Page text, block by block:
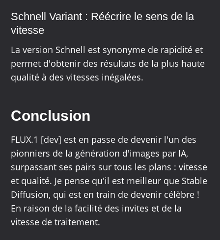
Schnell Variant : Réécrire le sens de la
vitesse
La version Schnell est synonyme de rapidité et
permet d'obtenir des résultats de la plus haute
qualité à des vitesses inégalées.
Conclusion
FLUX.1 [dev] est en passe de devenir l'un des
pionniers de la génération d'images par IA,
surpassant ses pairs sur tous les plans : vitesse
et qualité. Je pense qu'il est meilleur que Stable
Diffusion, qui est en train de devenir célèbre !
En raison de la facilité des invites et de la
vitesse de traitement.